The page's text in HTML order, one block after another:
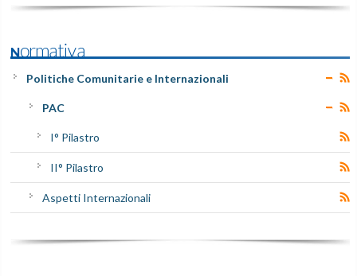
Normativa
Politiche Comunitarie e Internazionali
PAC
I° Pilastro
II° Pilastro
Aspetti Internazionali